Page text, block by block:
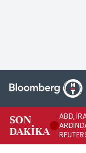
SON
DAKİKA
ABD,